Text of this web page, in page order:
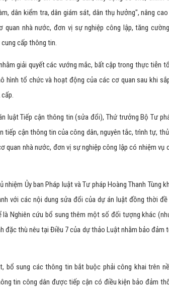
dân kiểm tra, dân giám sát, dân thụ hưởng", nâng
nhà nước, đơn vị sự nghiệp công lập, tăng
cấp thông tin.
giải quyết các vướng mắc, bất cập trong thực tiễn
hình tổ chức và hoạt động của các cơ quan sau khi
luật Tiếp cận thông tin (sửa đổi), Thứ trưởng Bộ Tư
tiếp cận thông tin của công dân, nguyên tắc, trình tự,
quan nhà nước, đơn vị sự nghiệp công lập có nhiệm vụ
Ủy ban Pháp luật và Tư pháp Hoàng Thanh Tùng
với các nội dung sửa đổi của dự án luật đồng thời
là Nghiên cứu bổ sung thêm một số đối tượng khác
đặc thù nêu tại Điều 7 của dự thảo Luật nhằm bảo
bổ sung các thông tin bắt buộc phải công khai trên
tin công dân được tiếp cận có điều kiện bảo đảm